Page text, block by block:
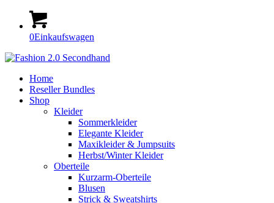
0Einkaufswagen
Home
Reseller Bundles
Shop
Kleider
Sommerkleider
Elegante Kleider
Maxikleider & Jumpsuits
Herbst/Winter Kleider
Oberteile
Kurzarm-Oberteile
Blusen
Strick & Sweatshirts